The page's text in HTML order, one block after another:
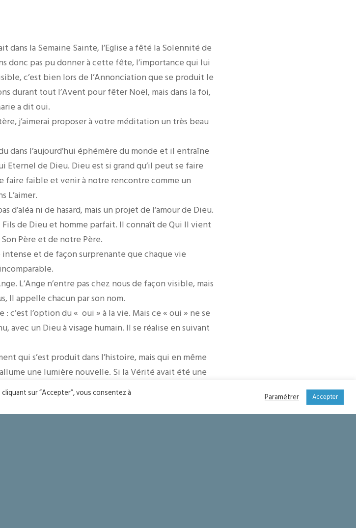
dans la Semaine Sainte, l’Eglise a fêté la Solennité de
donc pas pu donner à cette fête, l’importance qui lui
c’est bien lors de l’Annonciation que se produit le
durant tout l’Avent pour fêter Noël, mais dans la foi,
a dit oui.
j’aimerai proposer à votre méditation un très beau
dans l’aujourd’hui éphémère du monde et il entraîne
Eternel de Dieu. Dieu est si grand qu’il peut se faire
faire faible et venir à notre rencontre comme un
L’aimer.
d’aléa ni de hasard, mais un projet de l’amour de Dieu.
Fils de Dieu et homme parfait. Il connaît de Qui Il vient
Père et de notre Père.
et de façon surprenante que chaque vie
L’Ange n’entre pas chez nous de façon visible, mais
Il appelle chacun par son nom.
l’option du « oui » à la vie. Mais ce « oui » ne se
avec un Dieu à visage humain. Il se réalise en suivant
qui s’est produit dans l’histoire, mais qui en même
une lumière nouvelle. Si la Vérité avait été une
s’imposerait d’elle-même.
fête de l’Annonciation, redisons notre « oui » pour
sur “Accepter”, vous consentez à Paramétrer Accepter